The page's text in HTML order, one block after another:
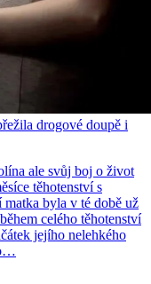
drogové doupě i
ale svůj boj o život
těhotenství s
byla v té době už
celého těhotenství
jejího nelehkého